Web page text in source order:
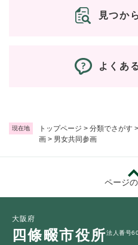
現在地 トップページ > 分類でさがす >
画 > 男女共同参画
見つか
よくあ
ページ
大阪府
四條畷市役所法人番号